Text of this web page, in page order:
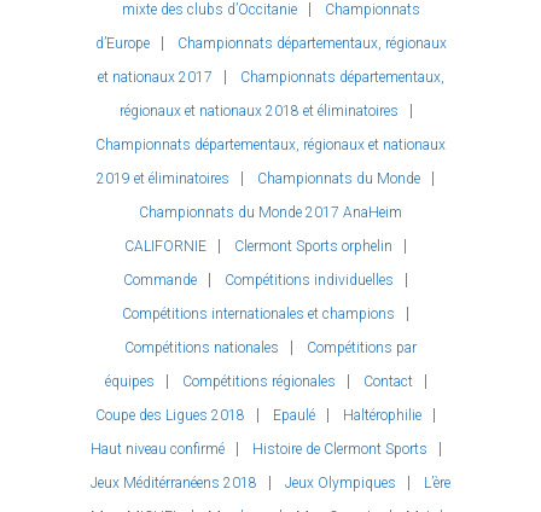
mixte des clubs d’Occitanie
Championnats
d’Europe
Championnats départementaux, régionaux
et nationaux 2017
Championnats départementaux,
régionaux et nationaux 2018 et éliminatoires
Championnats départementaux, régionaux et nationaux
2019 et éliminatoires
Championnats du Monde
Championnats du Monde 2017 AnaHeim
CALIFORNIE
Clermont Sports orphelin
Commande
Compétitions individuelles
Compétitions internationales et champions
Compétitions nationales
Compétitions par
équipes
Compétitions régionales
Contact
Coupe des Ligues 2018
Epaulé
Haltérophilie
Haut niveau confirmé
Histoire de Clermont Sports
Jeux Méditérranéens 2018
Jeux Olympiques
L’ère